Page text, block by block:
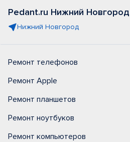
Pedant.ru Нижний Новгород
Нижний Новгород
Ремонт телефонов
Ремонт Apple
Ремонт планшетов
Ремонт ноутбуков
Ремонт компьютеров